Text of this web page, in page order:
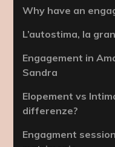
Why have an
L’autostima, la
Engagement in
Sandra
Elopement vs
differenze?
Engagment